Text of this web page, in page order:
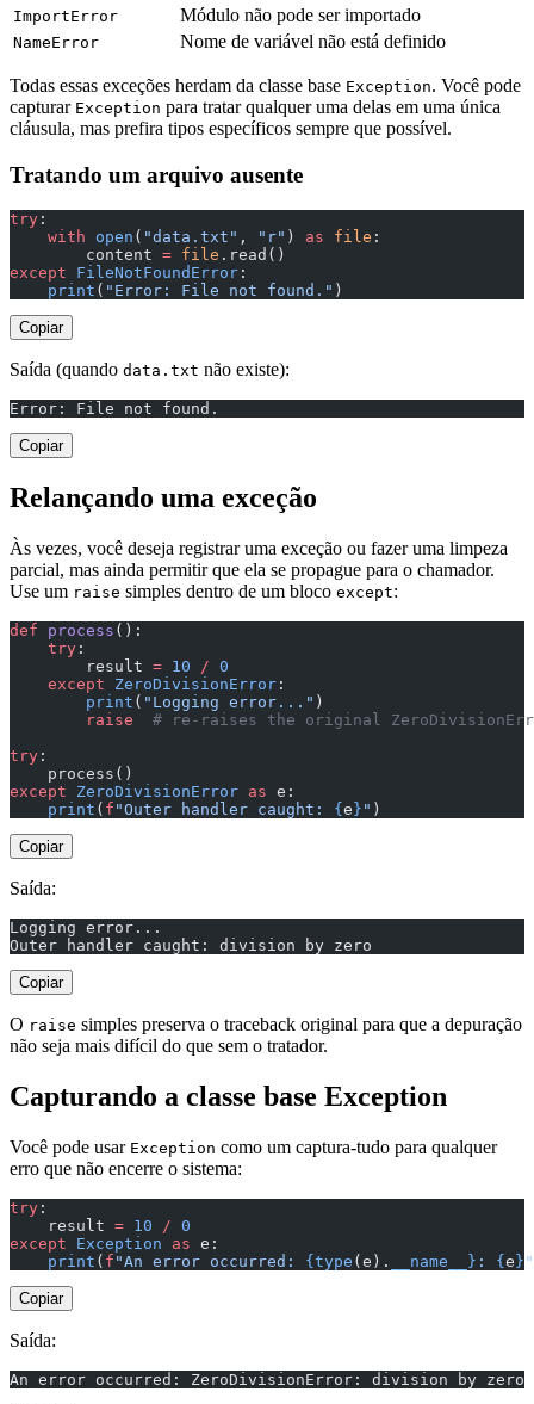
ImportError Módulo não pode ser importado
NameError Nome de variável não está definido
Todas essas exceções herdam da classe base Exception. Você pode
capturar Exception para tratar qualquer uma delas em uma única
cláusula, mas prefira tipos específicos sempre que possível.
Tratando um arquivo ausente
try :
    with
open ( "data.txt" , "r" ) as file :
        content
= file .read()
except FileNotFoundError :
    print
( "Error: File not found." )
Copiar
Saída (quando data.txt não existe):
Error: File not found.
Copiar
Relançando uma exceção
Às vezes, você deseja registrar uma exceção ou fazer uma limpeza
parcial, mas ainda permitir que ela se propague para o chamador.
Use um raise simples dentro de um bloco except:
def process ():
    try
:
        result
= 10 / 0
    except
ZeroDivisionError :
        print
( "Logging error..." )
        raise
# re-raises the original
try :
    process()
except ZeroDivisionError as e:
    print
( f "Outer handler caught: { e } " )
Copiar
Saída:
Logging error...
Outer handler caught: division by zero
Copiar
O raise simples preserva o traceback original para que a depuração
não seja mais difícil do que sem o tratador.
Capturando a classe base Exception
Você pode usar Exception como um captura-tudo para qualquer
erro que não encerre o sistema:
try :
    result
= 10 / 0
except Exception as e:
    print
( f "An error occurred: {type (e). __name__} : { e } "
Copiar
Saída:
An error occurred: ZeroDivisionError: division by zero